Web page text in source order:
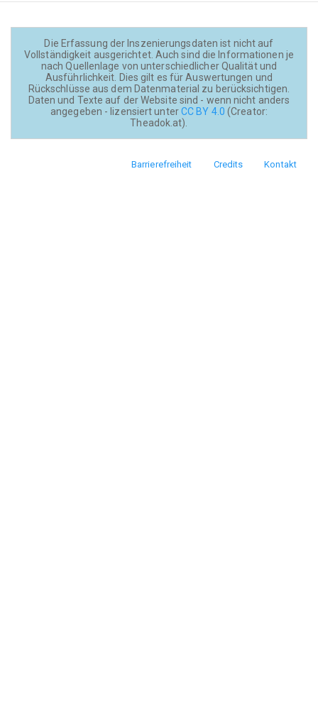
Die Erfassung der Inszenierungsdaten ist nicht auf
Vollständigkeit ausgerichtet. Auch sind die Informationen je
nach Quellenlage von unterschiedlicher Qualität und
Ausführlichkeit. Dies gilt es für Auswertungen und
Rückschlüsse aus dem Datenmaterial zu berücksichtigen.
Daten und Texte auf der Website sind - wenn nicht anders
angegeben - lizensiert unterCC BY 4.0 (Creator:
Theadok.at).
Barrierefreiheit Credits Kontakt